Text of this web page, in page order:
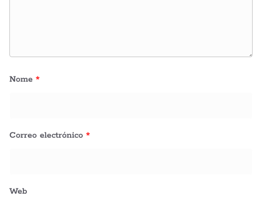
Nome *
Correo electrónico *
Web